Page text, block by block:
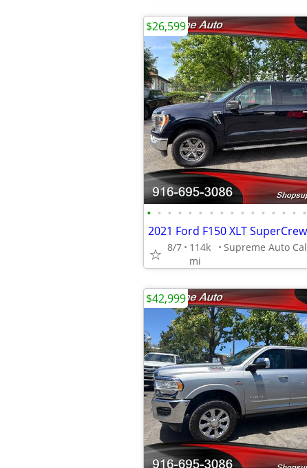
• • • • • • • • • • • • • • • •
8/7
114k
mi
$26,599
$42,999